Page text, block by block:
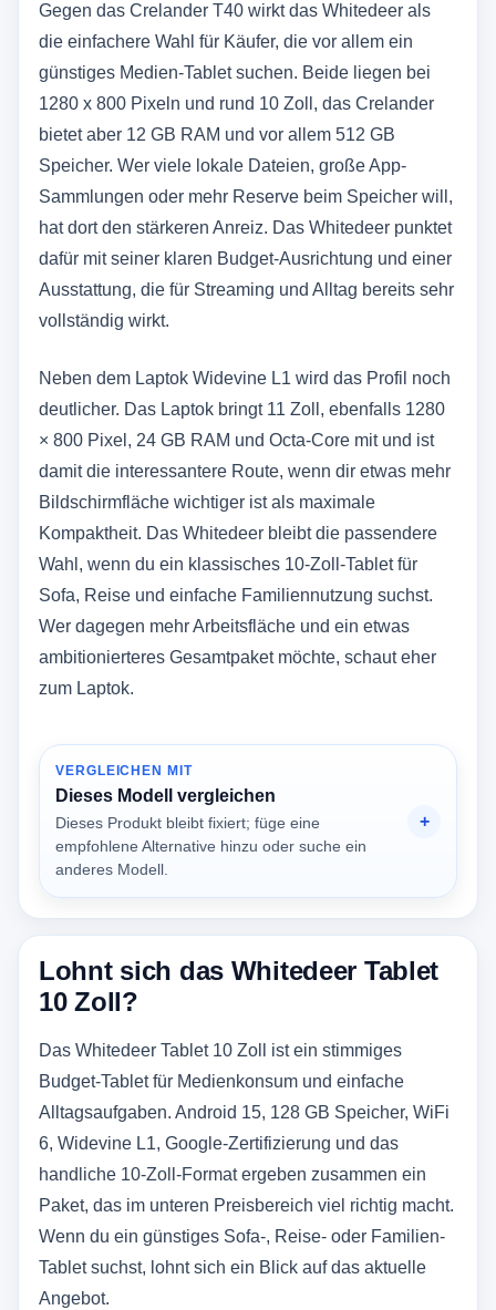
Gegen das Crelander T40 wirkt das Whitedeer als
die einfachere Wahl für Käufer, die vor allem ein
günstiges Medien-Tablet suchen. Beide liegen bei
1280 x 800 Pixeln und rund 10 Zoll, das Crelander
bietet aber 12 GB RAM und vor allem 512 GB
Speicher. Wer viele lokale Dateien, große App-
Sammlungen oder mehr Reserve beim Speicher will,
hat dort den stärkeren Anreiz. Das Whitedeer punktet
dafür mit seiner klaren Budget-Ausrichtung und einer
Ausstattung, die für Streaming und Alltag bereits sehr
vollständig wirkt.
Neben dem Laptok Widevine L1 wird das Profil noch
deutlicher. Das Laptok bringt 11 Zoll, ebenfalls 1280
× 800 Pixel, 24 GB RAM und Octa-Core mit und ist
damit die interessantere Route, wenn dir etwas mehr
Bildschirmfläche wichtiger ist als maximale
Kompaktheit. Das Whitedeer bleibt die passendere
Wahl, wenn du ein klassisches 10-Zoll-Tablet für
Sofa, Reise und einfache Familiennutzung suchst.
Wer dagegen mehr Arbeitsfläche und ein etwas
ambitionierteres Gesamtpaket möchte, schaut eher
zum Laptok.
VERGLEICHEN MIT
Dieses Modell vergleichen
Dieses Produkt bleibt fixiert; füge eine
empfohlene Alternative hinzu oder suche ein
anderes Modell.
Lohnt sich das Whitedeer Tablet
10 Zoll?
Das Whitedeer Tablet 10 Zoll ist ein stimmiges
Budget-Tablet für Medienkonsum und einfache
Alltagsaufgaben. Android 15, 128 GB Speicher, WiFi
6, Widevine L1, Google-Zertifizierung und das
handliche 10-Zoll-Format ergeben zusammen ein
Paket, das im unteren Preisbereich viel richtig macht.
Wenn du ein günstiges Sofa-, Reise- oder Familien-
Tablet suchst, lohnt sich ein Blick auf das aktuelle
Angebot.